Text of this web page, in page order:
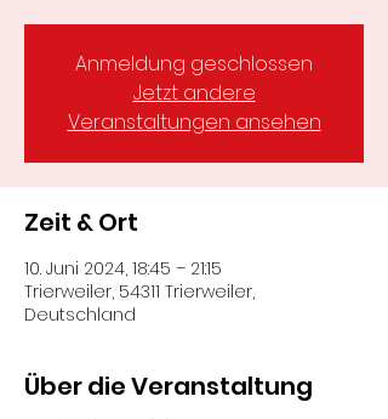
Anmeldung geschlossen
Jetzt andere
Veranstaltungen ansehen
Zeit & Ort
10. Juni 2024, 18:45 – 21:15
Trierweiler, 54311 Trierweiler,
Deutschland
Über die Veranstaltung